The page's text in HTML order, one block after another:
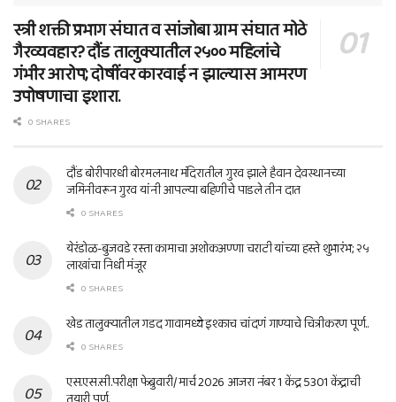
स्त्री शक्ती प्रभाग संघात व सांजोबा ग्राम संघात मोठे
गैरव्यवहार? दौंड तालुक्यातील २५०० महिलांचे
गंभीर आरोप; दोषींवर कारवाई न झाल्यास आमरण
उपोषणाचा इशारा.
0 SHARES
दौंड बोरीपारधी बोरमलनाथ मंदिरातील गुरव झाले हैवान देवस्थानच्या
जमिनीवरून गुरव यांनी आपल्या बहिणीचे पाडले तीन दात
0 SHARES
येरंडोळ-बुजवडे रस्ता कामाचा अशोकअण्णा चराटी यांच्या हस्ते शुभारंभ; २५
लाखांचा निधी मंजूर
0 SHARES
खेड तालुक्यातील गडद गावामध्ये इश्काच चांदणं गाण्याचे चित्रीकरण पूर्ण..
0 SHARES
एस.एस.सी.परीक्षा फेब्रुवारी/ मार्च 2026 आजरा नंबर 1 केंद्र 5301 केंद्राची